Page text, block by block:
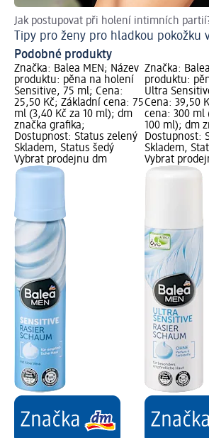
Jak postupovat při holení intimních
Tipy pro ženy pro hladkou pokožku
Podobné produkty
Značka: Balea MEN; Název
produktu: pěna na holení
Sensitive, 75 ml; Cena:
25,50 Kč; Základní cena: 75
ml (3,40 Kč za 10 ml); dm
značka grafika;
Dostupnost: Status zelený
Skladem, Status šedý
Vybrat prodejnu dm
Značka:
produktu:
Ultra
Cena: 39,50
cena: 300 ml
100 ml); dm
Dostupnost:
Skladem,
Vybrat